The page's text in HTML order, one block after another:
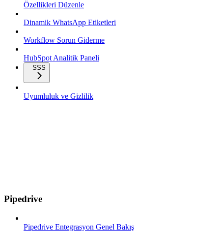
Özellikleri Düzenle
Dinamik WhatsApp Etiketleri
Workflow Sorun Giderme
HubSpot Analitik Paneli
SSS
Uyumluluk ve Gizlilik
Pipedrive
Pipedrive Entegrasyon Genel Bakış